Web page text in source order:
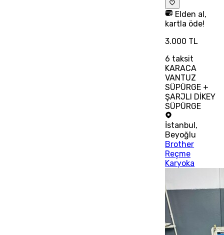
Elden al,
kartla öde!
3.000 TL
6 taksit
KARACA
VANTUZ
SÜPÜRGE +
ŞARJLI DİKEY
SÜPÜRGE
İstanbul,
Beyoğlu
Brother
Reçme
Karyoka